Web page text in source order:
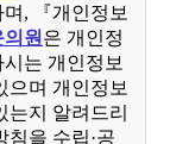
, 『개인정보
의원은 개인정
는 개인정보
으며 개인정보
는지 알려드리
침을 수립·공